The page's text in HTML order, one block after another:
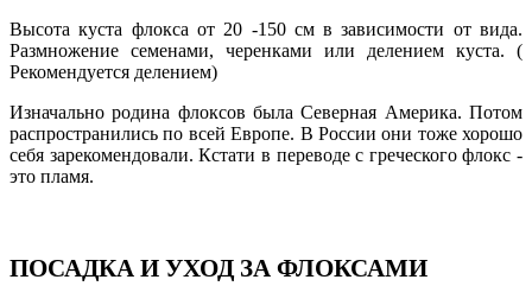
Высота куста флокса от 20 -150 см в зависимости от вида.
Размножение семенами, черенками или делением куста. (
Рекомендуется делением)
Изначально родина флоксов была Северная Америка. Потом
распространились по всей Европе. В России они тоже хорошо
себя зарекомендовали. Кстати в переводе с греческого флокс -
это пламя.
ПОСАДКА И УХОД ЗА ФЛОКСАМИ